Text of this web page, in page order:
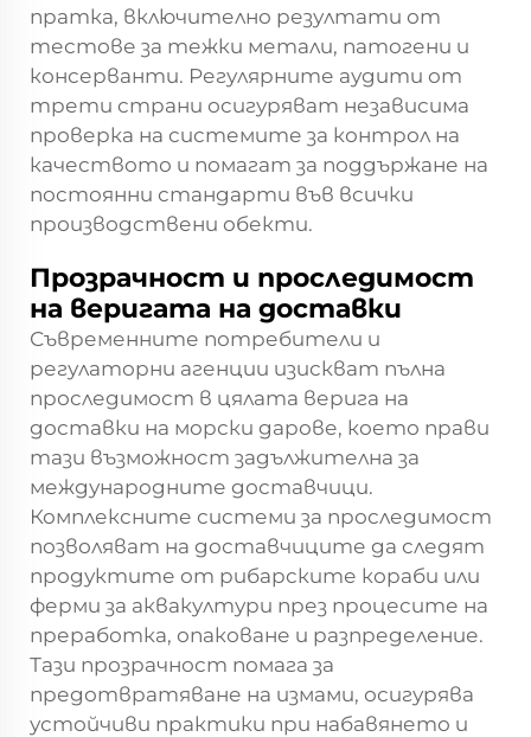
пратка, включително резултати от
тестове за тежки метали, патогени и
консерванти. Регулярните аудити от
трети страни осигуряват независима
проверка на системите за контрол на
качеството и помагат за поддържане на
постоянни стандарти във всички
производствени обекти.
Прозрачност и проследимост
на веригата на доставки
Съвременните потребители и
регулаторни агенции изискват пълна
проследимост в цялата верига на
доставки на морски дарове, което прави
тази възможност задължителна за
международните доставчици.
Комплексните системи за проследимост
позволяват на доставчиците да следят
продуктите от рибарските кораби или
ферми за аквакултури през процесите на
преработка, опаковане и разпределение.
Тази прозрачност помага за
предотвратяване на измами, осигурява
устойчиви практики при набавянето и